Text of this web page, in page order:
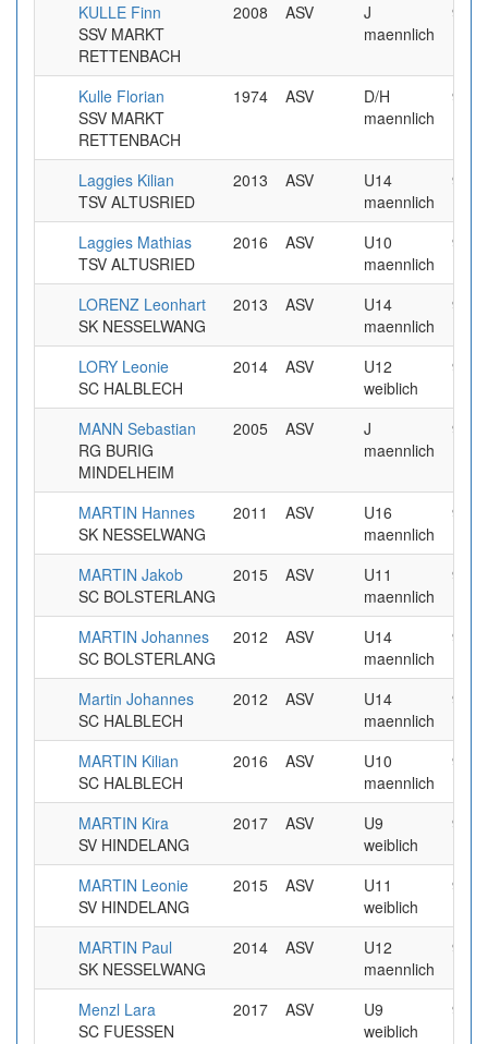
KULLE Finn
SSV MARKT
RETTENBACH
2008 ASV
J
maennlich
Kulle Florian
SSV MARKT
RETTENBACH
1974 ASV
D/H
maennlich
Laggies Kilian
TSV ALTUSRIED
2013 ASV
U14
maennlich
Laggies Mathias
TSV ALTUSRIED
2016 ASV
U10
maennlich
LORENZ Leonhart
SK NESSELWANG
2013 ASV
U14
maennlich
LORY Leonie
SC HALBLECH
2014 ASV
U12
weiblich
MANN Sebastian
RG BURIG
MINDELHEIM
2005 ASV
J
maennlich
MARTIN Hannes
SK NESSELWANG
2011 ASV
U16
maennlich
MARTIN Jakob
SC BOLSTERLANG
2015 ASV
U11
maennlich
MARTIN Johannes
SC BOLSTERLANG
2012 ASV
U14
maennlich
Martin Johannes
SC HALBLECH
2012 ASV
U14
maennlich
MARTIN Kilian
SC HALBLECH
2016 ASV
U10
maennlich
MARTIN Kira
SV HINDELANG
2017 ASV
U9
weiblich
MARTIN Leonie
SV HINDELANG
2015 ASV
U11
weiblich
MARTIN Paul
SK NESSELWANG
2014 ASV
U12
maennlich
Menzl Lara
SC FUESSEN
2017 ASV
U9
weiblich